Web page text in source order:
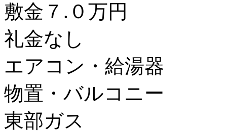
敷金７.０万円
礼金なし
エアコン・給湯器
物置・バルコニー
東部ガス